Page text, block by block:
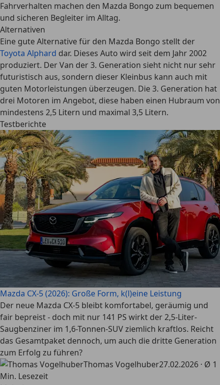
Fahrverhalten machen den Mazda Bongo zum bequemen
und sicheren Begleiter im Alltag.
Alternativen
Eine gute Alternative für den Mazda Bongo stellt der
Toyota Alphard dar. Dieses Auto wird seit dem Jahr 2002
produziert. Der Van der 3. Generation sieht nicht nur sehr
futuristisch aus, sondern dieser Kleinbus kann auch mit
guten Motorleistungen überzeugen. Die 3. Generation hat
drei Motoren im Angebot, diese haben einen Hubraum von
mindestens 2,5 Litern und maximal 3,5 Litern.
Testberichte
Mazda CX-5 (2026): Große Form, k(l)eine Leistung
Der neue Mazda CX-5 bleibt komfortabel, geräumig und
fair bepreist - doch mit nur 141 PS wirkt der 2,5-Liter-
Saugbenziner im 1,6-Tonnen-SUV ziemlich kraftlos. Reicht
das Gesamtpaket dennoch, um auch die dritte Generation
zum Erfolg zu führen?
Thomas Vogelhuber27.02.2026 · Ø 1
Min. Lesezeit